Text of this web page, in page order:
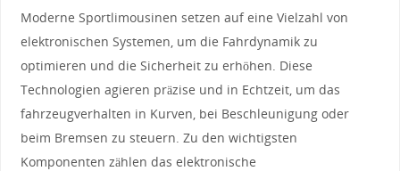
Moderne Sportlimousinen setzen ‍auf eine Vielzahl von
elektronischen Systemen, um die Fahrdynamik zu
optimieren‍ und die Sicherheit zu erhöhen. Diese
Technologien agieren präzise und in⁤ Echtzeit, um das
‍fahrzeugverhalten ‍in Kurven, bei Beschleunigung oder
beim Bremsen zu steuern. Zu den wichtigsten
Komponenten zählen das elektronische